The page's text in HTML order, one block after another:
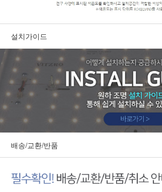
설치가이드
배송/교환/반품